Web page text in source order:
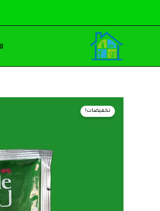
المحتوى
تخفيضات!